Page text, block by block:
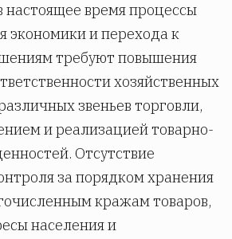
время процессы
экономики и перехода к
требуют повышения
хозяйственных
звеньев торговли,
и реализацией товарно-
Отсутствие
за порядком хранения
кражам товаров,
населения и